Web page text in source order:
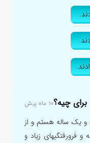
چیه؟۱۰ ماه پیش
یک ساله هستم و از
فرورفتگیهای زیاد و